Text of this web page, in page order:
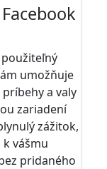
použiteľný
umožňuje
a valy
zariadení
zážitok,
vášmu
pridaného